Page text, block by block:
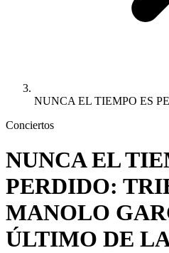
NUNCA EL TIEMPO ES
Conciertos
NUNCA EL
PERDIDO:
MANOLO
ÚLTIMO DE